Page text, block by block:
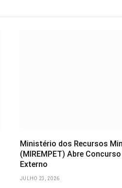
Ministério dos Recursos
(MIREMPET) Abre
Externo
JULHO 23, 2026